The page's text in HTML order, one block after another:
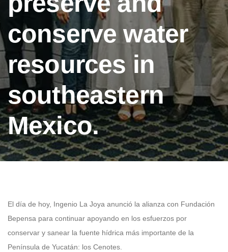
conserve water
resources in
southeastern
Mexico.
El día de hoy, Ingenio La Joya anunció la alianza con Fundación
Bepensa para continuar apoyando en los esfuerzos por
conservar y sanear la fuente hídrica más importante de la
Península de Yucatán: los Cenotes.